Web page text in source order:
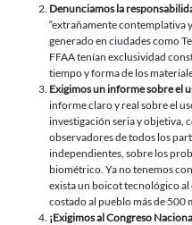
Denunciamos la
“extrañamente contemplativa
generado en ciudades como
FFAA tenían exclusividad
tiempo y forma de los
Exigimos un informe sobre el
informe claro y real sobre el
investigación seria y objetiva,
observadores de todos los
independientes, sobre los
biométrico. Ya no tenemos
exista un boicot tecnológico al
costado al pueblo más de 500
¡Exigimos al Congreso